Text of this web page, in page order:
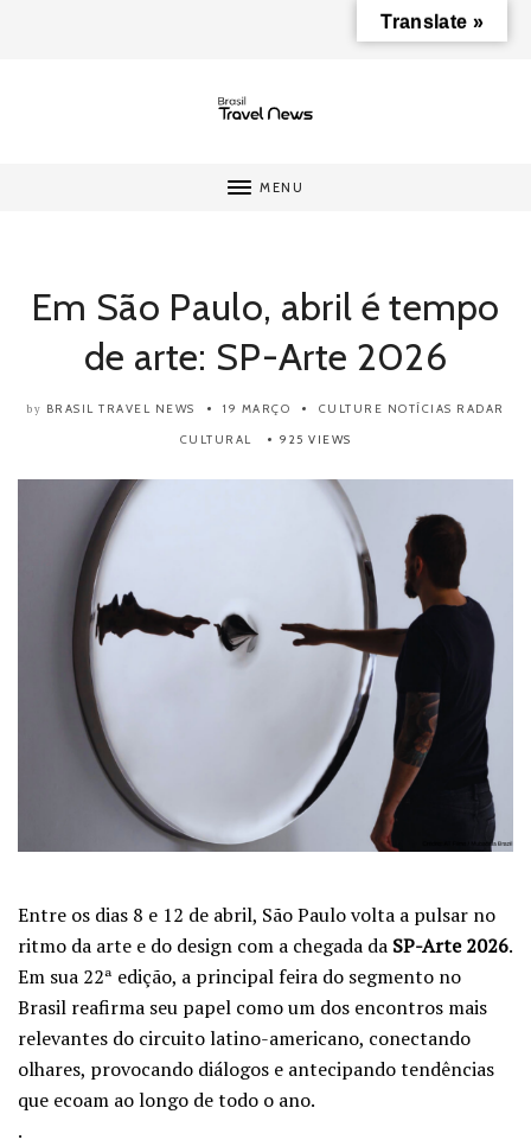
MENU
Em São Paulo, abril é tempo
de arte: SP-Arte 2026
by BRASIL TRAVEL NEWS 19 MARÇO CULTURE NOTÍCIAS RADAR
CULTURAL
925 VIEWS
Entre os dias 8 e 12 de abril, São Paulo volta a pulsar no
ritmo da arte e do design com a chegada da SP-Arte 2026.
Em sua 22ª edição, a principal feira do segmento no
Brasil reafirma seu papel como um dos encontros mais
relevantes do circuito latino-americano, conectando
olhares, provocando diálogos e antecipando tendências
que ecoam ao longo de todo o ano.
.
Translate »